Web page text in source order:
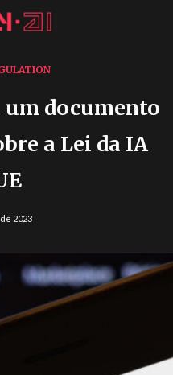
documento
a Lei da IA
2023